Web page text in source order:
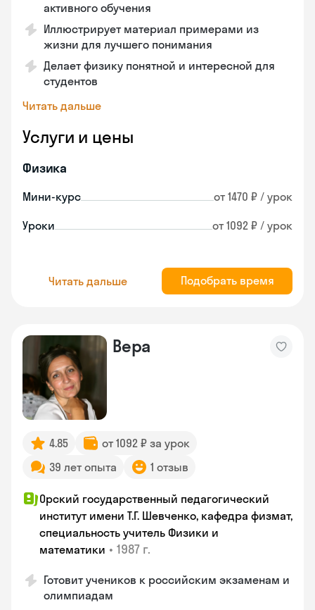
активного обучения
Иллюстрирует материал примерами из
жизни для лучшего понимания
Делает физику понятной и интересной для
студентов
Читать дальше
Услуги и цены
Физика
Мини-курс от 1470 ₽ / урок
Уроки от 1092 ₽ / урок
Читать дальше Подобрать время
Вера
4.85
от 1092 ₽ за урок
39 лет опыта
1 отзыв
Орский государственный педагогический
институт имени Т.Г. Шевченко, кафедра физмат,
специальность учитель Физики и
математики • 1987 г.
Готовит учеников к российским экзаменам и
олимпиадам